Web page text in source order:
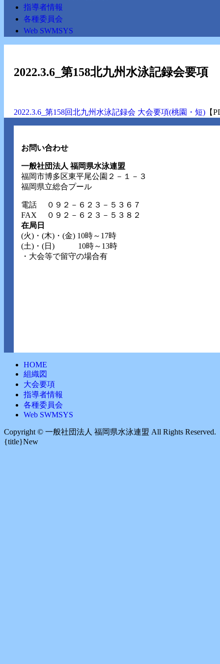
指導者情報
各種委員会
Web SWMSYS
2022.3.6_第158北九州水泳記録会要項
2022.3.6_第158回北九州水泳記録会 大会要項(桃園・短) 【
お問い合わせ
一般社団法人 福岡県水泳連盟
福岡市博多区東平尾公園２－１－３
福岡県立総合プール
電話
０９２－６２３－５３６７
FAX ０９２－６２３－５３８２
在局日
(火)・(木)・(金) 10時～17時
(土)・(日) 10時～13時
・大会等で留守の場合有
HOME
組織図
大会要項
指導者情報
各種委員会
Web SWMSYS
Copyright ©︎ 一般社団法人 福岡県水泳連盟 All Rights Reserved.
{title}New